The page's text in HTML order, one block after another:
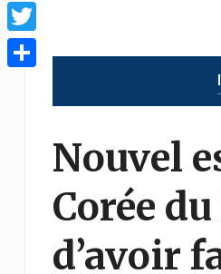
Nouvel
Corée
d’avoir
Facebook
Twitter